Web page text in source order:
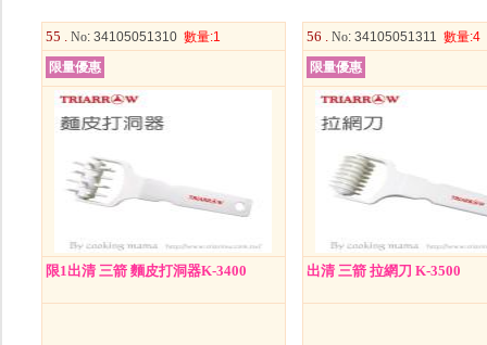
55 . No: 34105051310 數量:1
限量優惠
限1出清 三箭 麵皮打洞器K-3400
56 . No: 34105051311 數量:4
限量優惠
出清 三箭 拉網刀 K-3500